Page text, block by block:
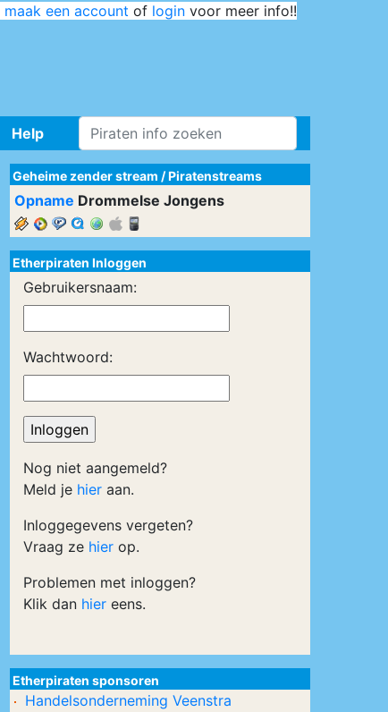
maak een account of login voor meer info!!
Help
Geheime zender stream /Piratenstreams
Opname Drommelse Jongens
Etherpiraten Inloggen
Gebruikersnaam:
Wachtwoord:
Nog niet aangemeld?
Meld je hier aan.
Inloggegevens vergeten?
Vraag ze hier op.
Problemen met inloggen?
Klik dan hier eens.
Etherpiraten sponsoren
Handelsonderneming Veenstra